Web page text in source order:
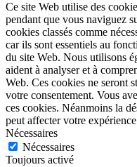
Ce site Web utilise des
pendant que vous naviguez
cookies classés comme
car ils sont essentiels au
du site Web. Nous utilisons
aident à analyser et à
Web. Ces cookies ne seront
votre consentement. Vous
ces cookies. Néanmoins la
peut affecter votre
Nécessaires
Nécessaires
Toujours activé